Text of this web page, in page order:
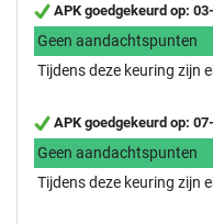
APK goedgekeurd op:
Geen aandachtspunten
Tijdens deze keuring zijn
APK goedgekeurd op:
Geen aandachtspunten
Tijdens deze keuring zijn